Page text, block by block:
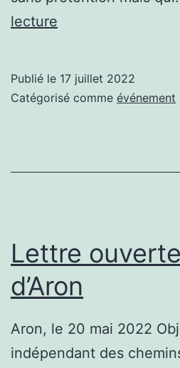
lecture
Contes
Publié le 17 juillet 2022
Catégorisé comme événement
Lettre
d’Aron
Aron, le 20 mai 2022
indépendant des